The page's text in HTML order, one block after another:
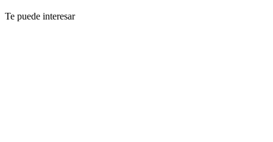
Te puede interesar